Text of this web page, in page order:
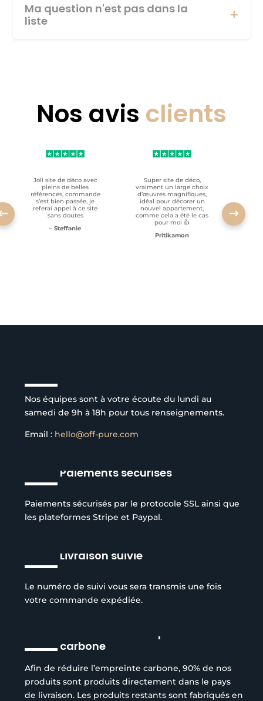
Ma question n'est pas dans la
liste
Nos avis clients
Joli site de déco avec
pleins de belles
références, commande
s’est bien passée, je
referai appel à ce site
sans doutes
– Steffanie
Super site de déco,
vraiment un large choix
d’œuvres magnifiques,
idéal pour décorer un
nouvel appartement,
comme cela a été le cas
pour moi 👍
Pritikamon
Nos équipes sont à votre écoute du lundi au
samedi de 9h à 18h pour tous renseignements.
Email : hello@off-pure.com
Paiements sécurisés
Paiements sécurisés par le protocole SSL ainsi que
les plateformes Stripe et Paypal.
Livraison suivie
Le numéro de suivi vous sera transmis une fois
votre commande expédiée.
carbone
Afin de réduire l’empreinte carbone, 90% de nos
produits sont produits directement dans le pays
de livraison. Les produits restants sont fabriqués en